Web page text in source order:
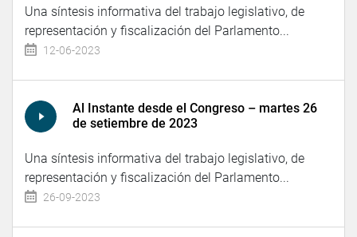
Una síntesis informativa del trabajo legislativo, de
representación y fiscalización del Parlamento...
12-06-2023
Al Instante desde el Congreso – martes 26
de setiembre de 2023
Una síntesis informativa del trabajo legislativo, de
representación y fiscalización del Parlamento...
26-09-2023